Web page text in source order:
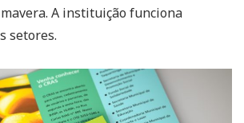
A instituição funciona
setores.